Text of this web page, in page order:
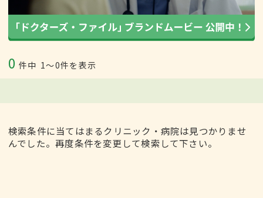
0 件中 1〜0件を表示
検索条件に当てはまるクリニック・病院は見つかりませ
んでした。再度条件を変更して検索して下さい。